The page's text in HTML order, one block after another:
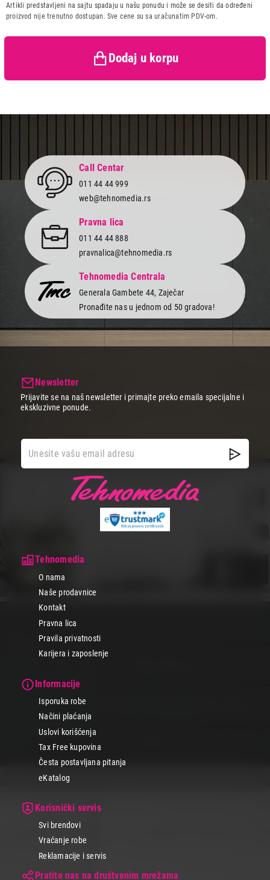
Zemlja porekla:
Kina
kupaca po osnovu zakona o
Artikli predstavljeni na sajtu spadaju u našu ponudu i može se desiti da određeni
proizvod nije trenutno dostupan. Sve cene su sa uračunatim PDV-om.
Dodaj u korpu
Proizvod je dodat u korpu.
Ukupno u korpi:0,00
Nastavi kupovinu
Završi kupovinu
Call Centar
011 44 44 999
web@tehnomedia.rs
Pravna lica
011 44 44 888
pravnalica@tehnomedia.rs
Tehnomedia Centrala
Generala Gambete 44, Zaječar
Pronađite nas u jednom od 50 gradova!
Tehnomedia
O nama
Naše prodavnice
Kontakt
Pravna lica
Pravila privatnosti
Karijera i zaposlenje
Informacije
Isporuka robe
Načini plaćanja
Uslovi korišćenja
Tax Free kupovina
Česta postavljana pitanja
eKatalog
Korisnički servis
Svi brendovi
Vraćanje robe
Reklamacije i servis
Pratite nas na društvenim mrežama
Newsletter
Prijavite se na naš newsletter i primajte preko emaila specijalne i
ekskluzivne ponude.